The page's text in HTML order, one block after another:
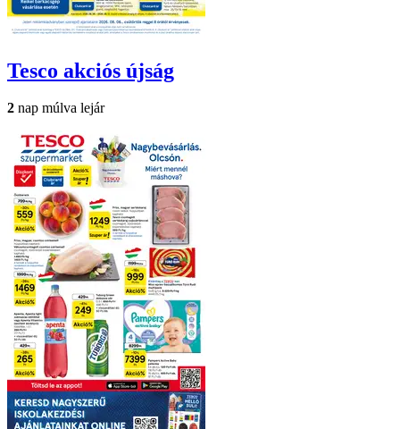
Tesco akciós újság
2 nap múlva lejár